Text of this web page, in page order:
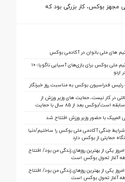
مجهز بوکس، کار بزرگی بود که
داد
تیم‌ های ملی بانوان در آکادمی بوکس
آغاز اردوی تیم ملی بوکس برای بازی‌های آسیایی ناگویا؛ ۱۰
رئیس فدراسیون بوکس به مناسبت روز خبرنگار
در کار نیست، حمایت های وزیر ورزش از
بوکس بی سابقه است/بوکس بعد از ۸۵ سال با حمایت
المپیک با حضور وزیر ورزش افتتاح شد
جنگی آکادمی ملی بوکس را ساختیم/دنیا
نگاه حمایتی از بوکس دارد
یکی از بهترین روزهای زندگی من بود/ افتتاح
آغاز تحول بوکس است
یکی از بهترین روزهای زندگی من بود/ افتتاح
آغاز تحول بوکس است